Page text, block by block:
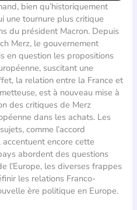
bien qu’historiquement
une tournure plus critique
du président Macron. Depuis
Merz, le gouvernement
en question les propositions
suscitant une
la relation entre la France et
est à nouveau mise à
des critiques de Merz
dans les achats. Les
comme l’accord
encore cette
abordent des questions
l’Europe, les diverses frappes
les relations Franco-
ère politique en Europe.